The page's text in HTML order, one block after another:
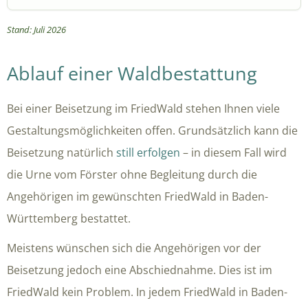
Stand: Juli 2026
Ablauf einer Waldbestattung
Bei einer Beisetzung im FriedWald stehen Ihnen viele
Gestaltungsmöglichkeiten offen. Grundsätzlich kann die
Beisetzung natürlich still erfolgen – in diesem Fall wird
die Urne vom Förster ohne Begleitung durch die
Angehörigen im gewünschten FriedWald in Baden-
Württemberg bestattet.
Meistens wünschen sich die Angehörigen vor der
Beisetzung jedoch eine Abschiednahme. Dies ist im
FriedWald kein Problem. In jedem FriedWald in Baden-